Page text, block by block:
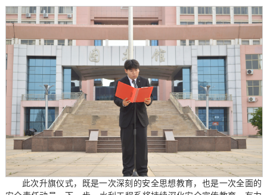
此次升旗仪式，既是一次深刻的安全思想教育，也是一次全面的